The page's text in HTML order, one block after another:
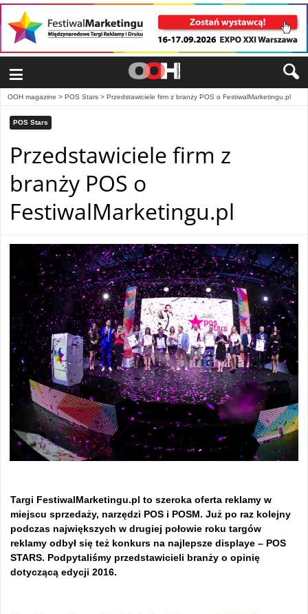
≡
OOH magazine > POS Stars > Przedstawiciele firm z branży POS o FestiwalMarketingu.pl
POS Stars
Przedstawiciele firm z
branży POS o
FestiwalMarketingu.pl
Targi FestiwalMarketingu.pl to szeroka oferta reklamy w
miejscu sprzedaży, narzędzi POS i POSM. Już po raz kolejny
podczas największych w drugiej połowie roku targów
reklamy odbył się też konkurs na najlepsze displaye – POS
STARS. Podpytaliśmy przedstawicieli branży o opinię
dotyczącą edycji 2016.